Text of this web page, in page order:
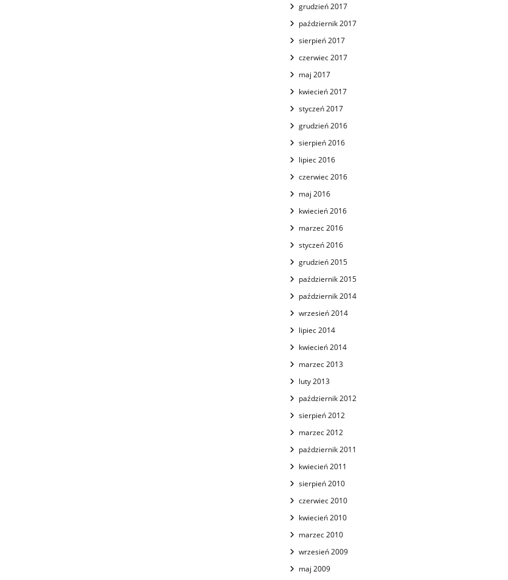
grudzień 2017
październik 2017
sierpień 2017
czerwiec 2017
maj 2017
kwiecień 2017
styczeń 2017
grudzień 2016
sierpień 2016
lipiec 2016
czerwiec 2016
maj 2016
kwiecień 2016
marzec 2016
styczeń 2016
grudzień 2015
październik 2015
październik 2014
wrzesień 2014
lipiec 2014
kwiecień 2014
marzec 2013
luty 2013
październik 2012
sierpień 2012
marzec 2012
październik 2011
kwiecień 2011
sierpień 2010
czerwiec 2010
kwiecień 2010
marzec 2010
wrzesień 2009
maj 2009